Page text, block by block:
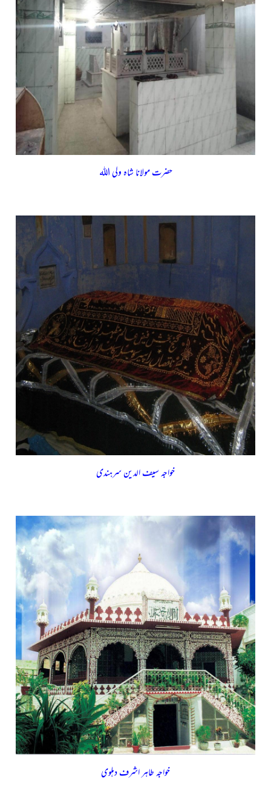
حضرت مولانا شاہ ولی اللہ
خواجہ سیف الدین سرہندی
خواجہ طاہر اشرف دہلوی